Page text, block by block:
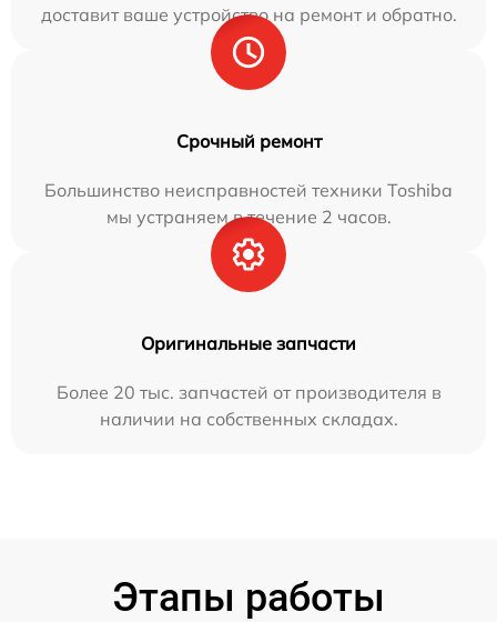
доставит ваше устройство на ремонт и обратно.
Срочный ремонт
Большинство неисправностей техники Toshiba
мы устраняем в течение 2 часов.
Оригинальные запчасти
Более 20 тыс. запчастей от производителя в
наличии на собственных складах.
Этапы работы